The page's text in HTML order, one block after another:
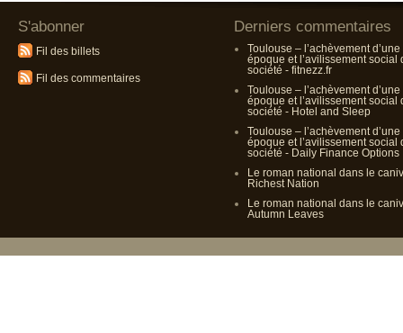
S'abonner
Fil des billets
Fil des commentaires
Derniers commentaires
Toulouse – l’achèvement d’une
époque et l’avilissement social
société - fitnezz.fr
Toulouse – l’achèvement d’une
époque et l’avilissement social
société - Hotel and Sleep
Toulouse – l’achèvement d’une
époque et l’avilissement social
société - Daily Finance Options
Le roman national dans le
Richest Nation
Le roman national dans le
Autumn Leaves